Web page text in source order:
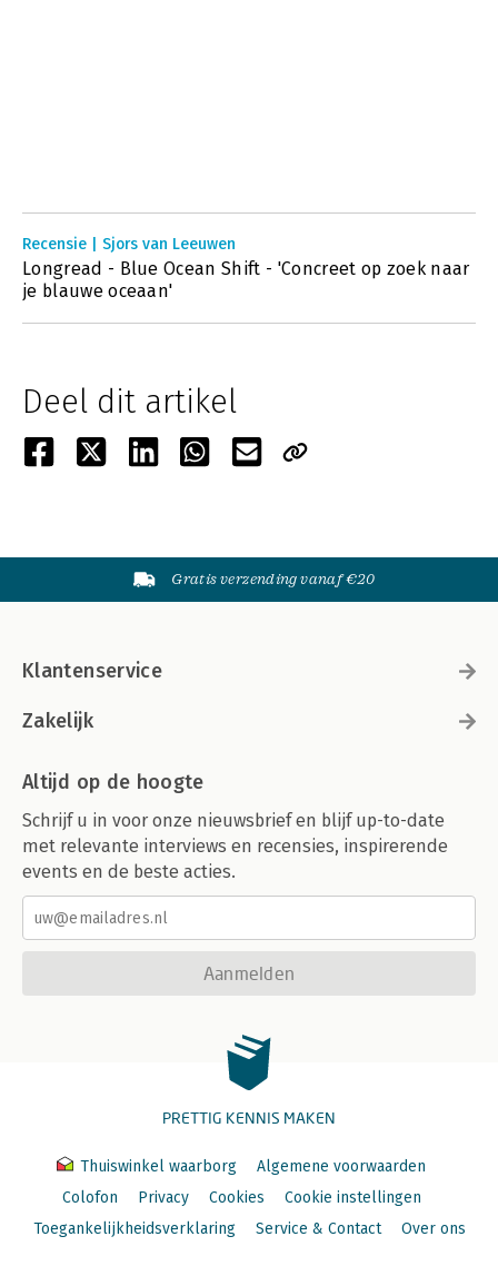
Recensie | Sjors van Leeuwen
Longread - Blue Ocean Shift - 'Concreet op zoek naar
je blauwe oceaan'
Deel dit artikel
Gratis verzending vanaf €20
Klantenservice
Zakelijk
Altijd op de hoogte
Schrijf u in voor onze nieuwsbrief en blijf up-to-date
met relevante interviews en recensies, inspirerende
events en de beste acties.
Aanmelden
PRETTIG KENNIS MAKEN
Thuiswinkel waarborg
Algemene voorwaarden
Colofon
Privacy Cookies
Cookie instellingen
Toegankelijkheidsverklaring
Service & Contact Over ons